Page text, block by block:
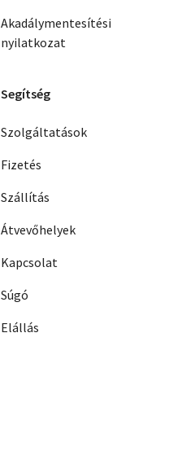
Akadálymentesítési
nyilatkozat
Segítség
Szolgáltatások
Fizetés
Szállítás
Átvevőhelyek
Kapcsolat
Súgó
Elállás